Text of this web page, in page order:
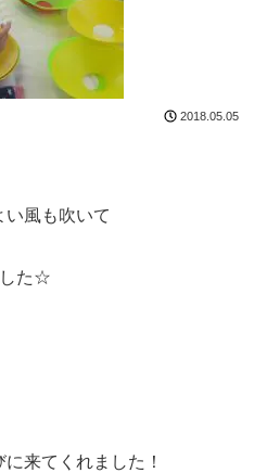
2018.05.05
い風も吹いて
した☆
来てくれました！